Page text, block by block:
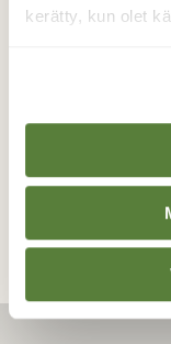
kerätty, kun olet